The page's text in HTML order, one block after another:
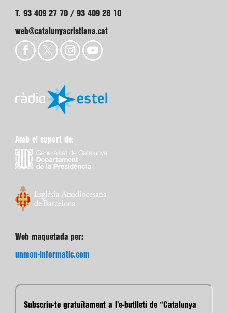
T. 93 409 27 70 / 93 409 28 10
web@catalunyacristiana.cat
Amb el suport de:
Web maquetada per:
unmon-informatic.com
Subscriu-te gratuïtament a l’e-butlletí de “Catalunya